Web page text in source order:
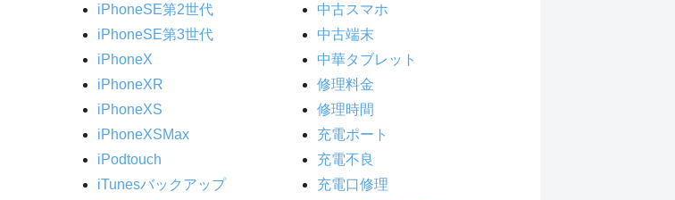
iPhoneSE第2世代
iPhoneSE第3世代
iPhoneX
iPhoneXR
iPhoneXS
iPhoneXSMax
iPodtouch
iTunesバックアップ
中古スマホ
中古端末
中華タブレット
修理料金
修理時間
充電ポート
充電不良
充電口修理